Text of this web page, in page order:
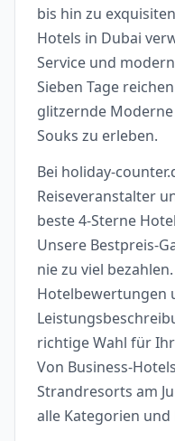
bis hin zu
Hotels in Dubai
Service und
Sieben Tage
glitzernde
Souks zu erleben.
Bei holiday-
Reiseveranstalter
beste 4-Sterne
Unsere Bestpreis-
nie zu viel
Hotelbewertungen
richtige Wahl für
Von Business-
Strandresorts am
alle Kategorien